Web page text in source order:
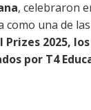
, celebraron
una de
Prizes 2025,
por T4